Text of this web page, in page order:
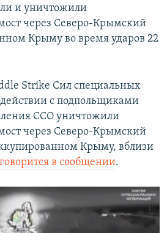
и уничтожили
через Северо-Крымский
Крыму во время ударов 22
Strike Сил специальных
с подпольщиками
ССО уничтожили
через Северо-Крымский
Крыму, вблизи
говорится в сообщении.